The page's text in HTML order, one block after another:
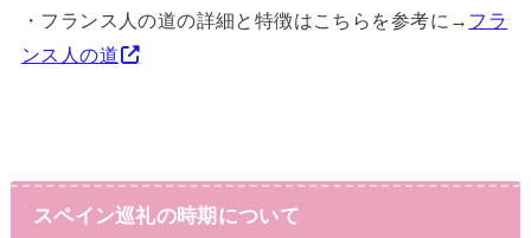
・フランス人の道の詳細と特徴はこちらを参考に→ フラ
ンス人の道
スペイン巡礼の時期について